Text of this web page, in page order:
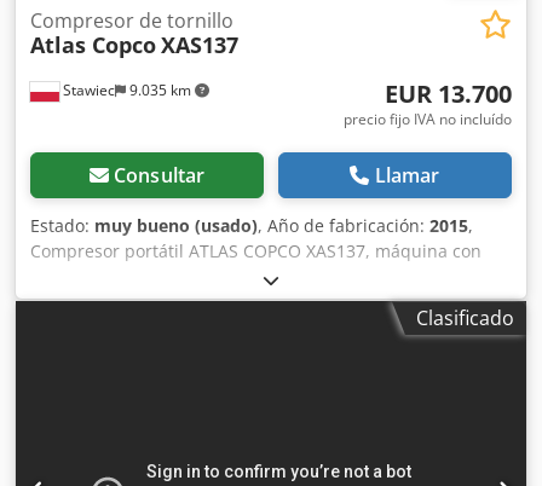
Stawiec 9.035 km
Compresor de tornillo
Atlas CopcoXAS137
EUR 13.700
precio fijo IVA no incluído
Consultar Llamar
Estado: muy bueno (usado), Año de fabricación: 2015,
Compresor portátil ATLAS COPCO XAS137, máquina con
refrigerador final, revisada y en perfecto estado. Datos
técnicos: Crsdpjzky Nksfx Ai Isf caudal: 7,70 m³/min;
presión de trabajo: 7 bar; año de fabricación: 2015 motor:
Clasificado